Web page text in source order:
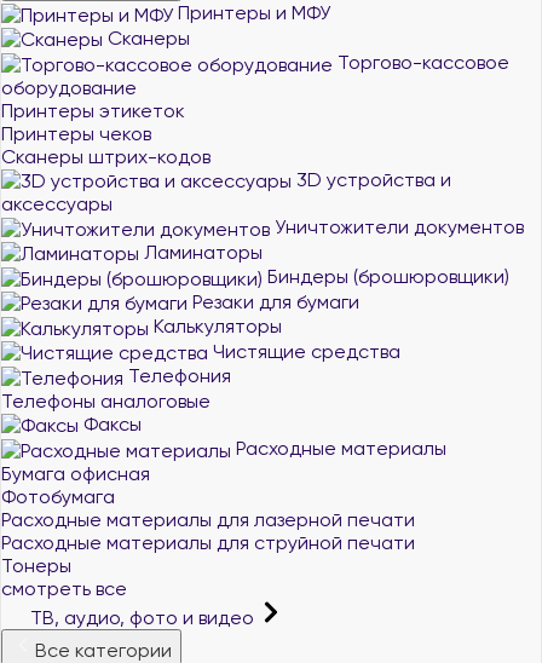
Принтеры и МФУ
Сканеры
Торгово-кассовое
оборудование
Принтеры этикеток
Принтеры чеков
Сканеры штрих-кодов
3D устройства и
аксессуары
Уничтожители документов
Ламинаторы
Биндеры (брошюровщики)
Резаки для бумаги
Калькуляторы
Чистящие средства
Телефония
Телефоны аналоговые
Факсы
Расходные материалы
Бумага офисная
Фотобумага
Расходные материалы для лазерной печати
Расходные материалы для струйной печати
Тонеры
смотреть все
ТВ, аудио, фото и видео
Все категории